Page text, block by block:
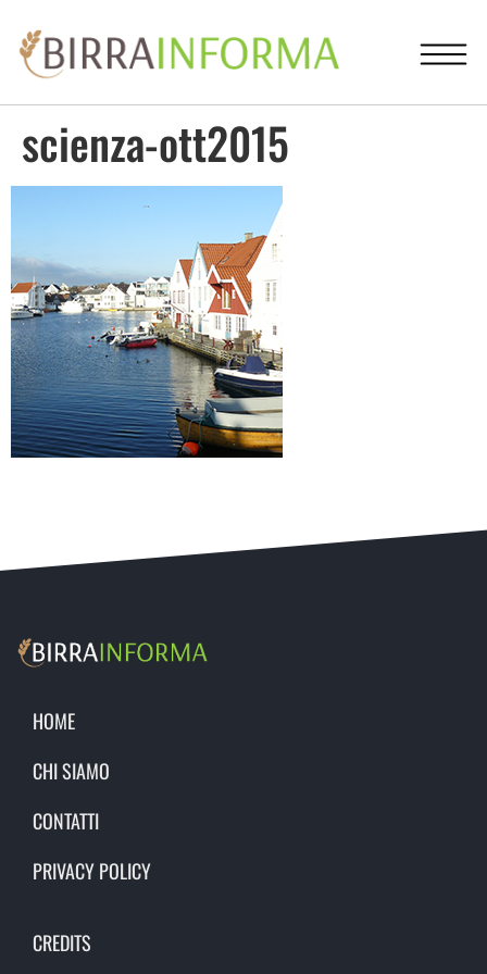
scienza-ott2015
HOME
CHI SIAMO
CONTATTI
PRIVACY POLICY
CREDITS